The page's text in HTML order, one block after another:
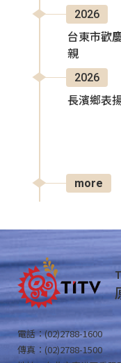
2026
台東市歡
親
2026
長濱鄉表
more
電話：(02)2788-1600
傳真：(02)2788-1500